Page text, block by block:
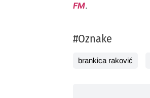
FM.
#Oznake
brankica raković